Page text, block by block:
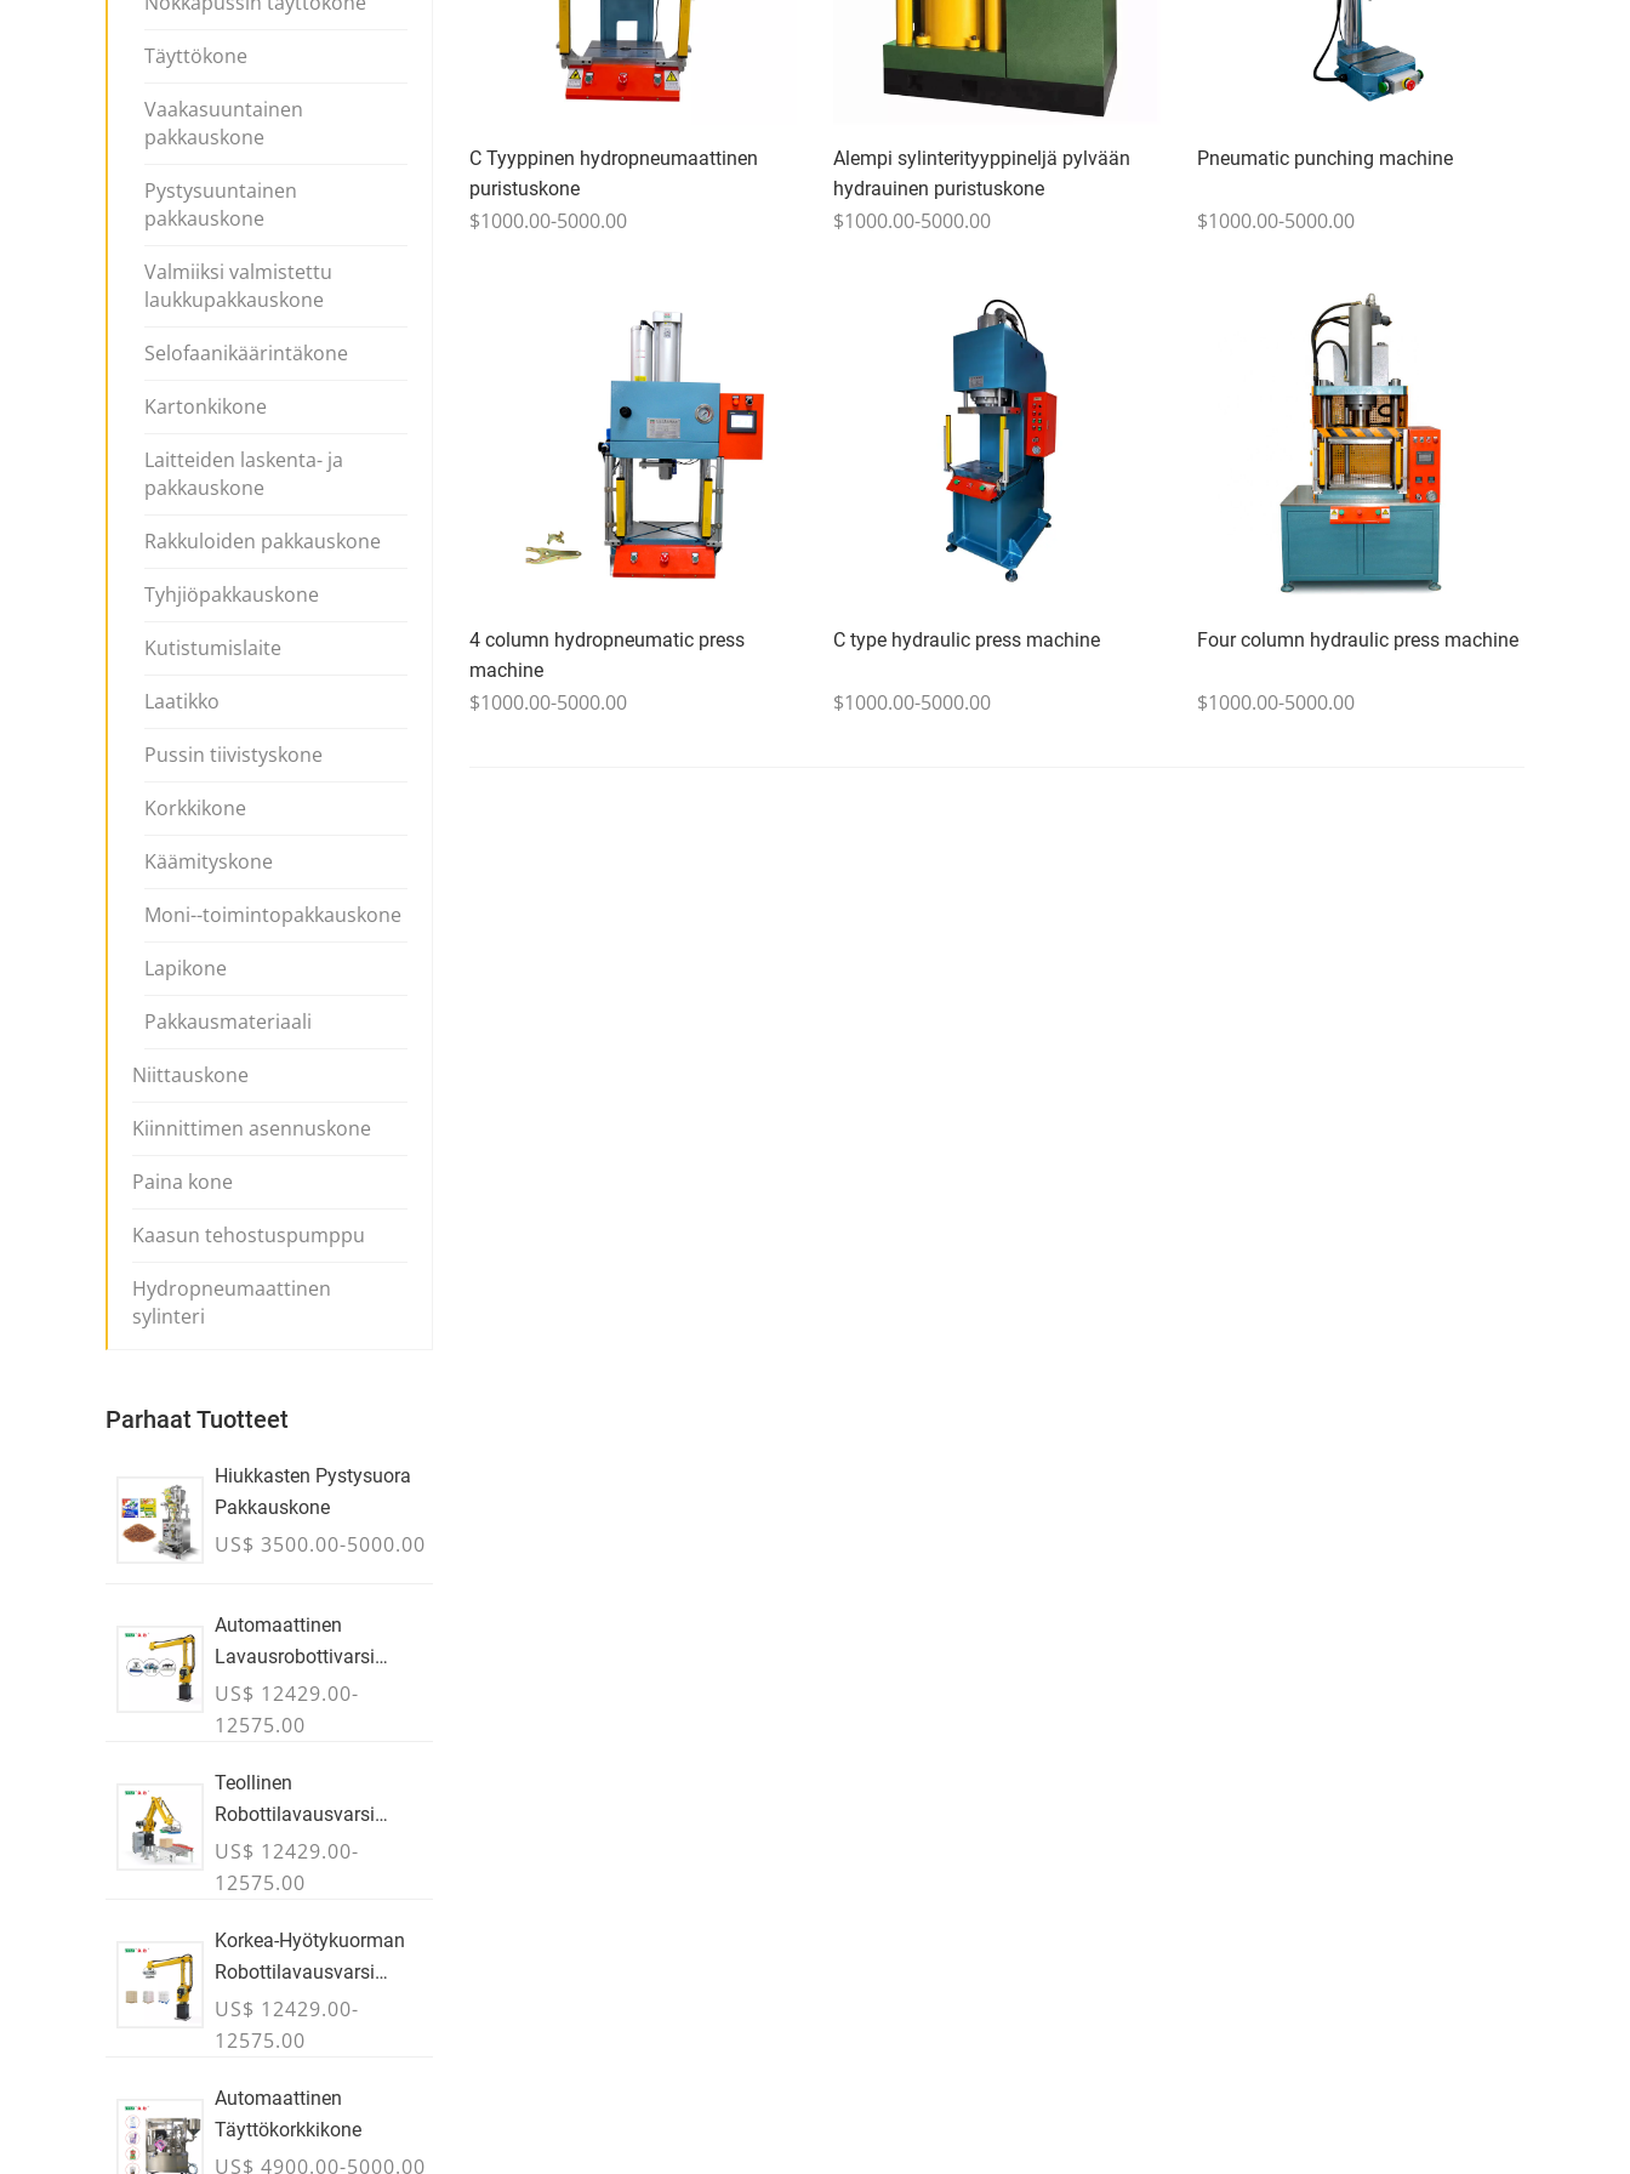
C Tyyppinen hydropneumaattinen
puristuskone
$1000.00-5000.00
Alempi sylinterityyppineljä pylvään
hydrauinen puristuskone
$1000.00-5000.00
Pneumatic punching machine
$1000.00-5000.00
4 column hydropneumatic press
machine
$1000.00-5000.00
C type hydraulic press machine
$1000.00-5000.00
Four column hydraulic press machine
$1000.00-5000.00
Täyttökone
Vaakasuuntainen
pakkauskone
Pystysuuntainen
pakkauskone
Valmiiksi valmistettu
laukkupakkauskone
Selofaanikäärintäkone
Kartonkikone
Laitteiden laskenta- ja
pakkauskone
Rakkuloiden pakkauskone
Tyhjiöpakkauskone
Kutistumislaite
Laatikko
Pussin tiivistyskone
Korkkikone
Käämityskone
Moni--toimintopakkauskone
Lapikone
Pakkausmateriaali
Niittauskone
Kiinnittimen asennuskone
Paina kone
Kaasun tehostuspumppu
Hydropneumaattinen
sylinteri
Parhaat Tuotteet
Hiukkasten Pystysuora
Pakkauskone
US$ 3500.00-5000.00
Automaattinen
Lavausrobottivarsi
Laatikoille & Laukut
US$ 12429.00-
12575.00
Teollinen
Robottilavausvarsi
Laatikoille & Tapaukset
US$ 12429.00-
12575.00
Korkea-Hyötykuorman
Robottilavausvarsi
Laatikoille, Pusseille &
Bulkkikontit - HEINÄKUU
US$ 12429.00-
12575.00
Automaattinen
Täyttökorkkikone
US$ 4900.00-5000.00